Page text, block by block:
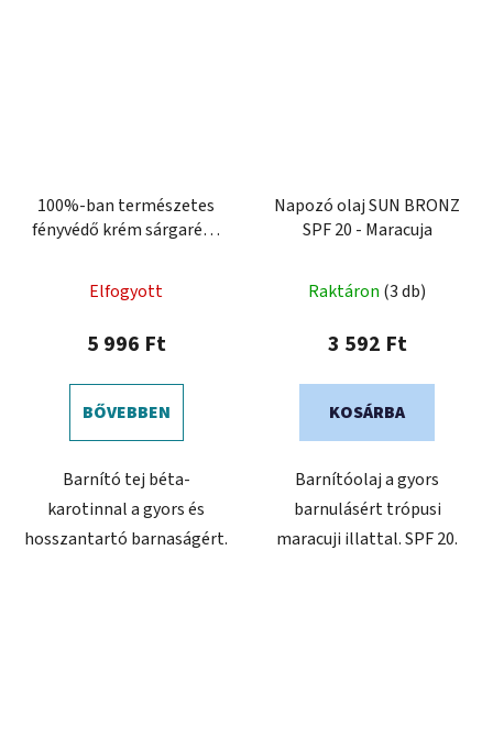
100%-ban természetes
fényvédő krém sárgarépa
Elfogyott
5 996 Ft
BŐVEBBEN
Barnító tej béta-
karotinnal a gyors és
hosszantartó barnaságért.
Napozó olaj SUN BRONZ
SPF 20 - Maracuja
Raktáron (3 db)
3 592 Ft
KOSÁRBA
Barnítóolaj a gyors
barnulásért trópusi
maracuji illattal. SPF 20.